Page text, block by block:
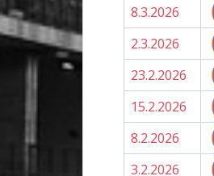
8.3.2026
2.3.2026
23.2.2026
15.2.2026
8.2.2026
3.2.2026